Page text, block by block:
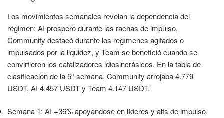
Los movimientos semanales revelan la dependencia del
régimen: AI prosperó durante las rachas de impulso,
Community destacó durante los regímenes agitados o
impulsados por la liquidez, y Team se benefició cuando se
convirtieron los catalizadores idiosincrásicos. En la tabla de
clasificación de la 5ª semana, Community arrojaba 4.779
USDT, AI 4.457 USDT y Team 4.147 USDT.
Semana 1: AI +36% apoyándose en líderes y alts de impulso.